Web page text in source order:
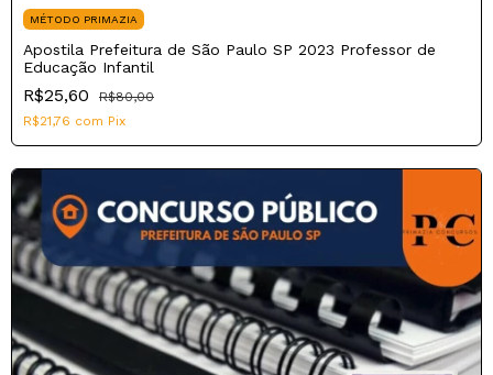
MÉTODO PRIMAZIA
Apostila Prefeitura de São Paulo SP 2023 Professor de
Educação Infantil
R$25,60
R$80,00
R$21,76 com Pix